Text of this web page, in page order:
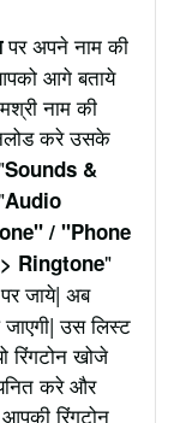
पर अपने नाम की
आगे बताये
नाम की
करे उसके
Sounds &
Audio
/ "Phone
Ringtone"
जाये| अब
उस लिस्ट
रिंगटोन खोजे
करे और
रिंगटोन